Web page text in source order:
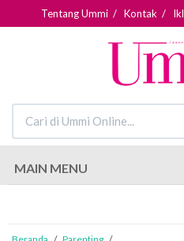
Tentang Ummi / Kontak /
MAIN MENU